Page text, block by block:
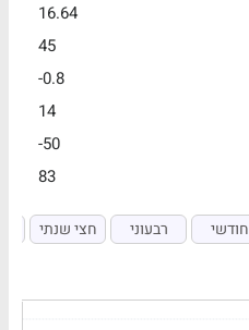
16.64
45
-0.8
14
-50
83
חודשי רבעוני חצי שנתי